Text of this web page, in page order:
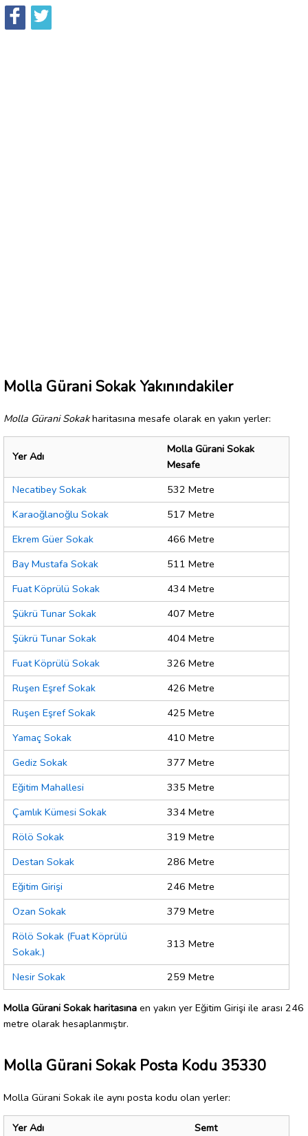
Molla Gürani Sokak Yakınındakiler
Molla Gürani Sokakharitasına mesafe olarak en yakın yerler:
Yer Adı
Molla Gürani Sokak
Mesafe
Necatibey Sokak
532 Metre
Karaoğlanoğlu Sokak
517 Metre
Ekrem Güer Sokak
466 Metre
Bay Mustafa Sokak
511 Metre
Fuat Köprülü Sokak
434 Metre
Şükrü Tunar Sokak
407 Metre
Şükrü Tunar Sokak
404 Metre
Fuat Köprülü Sokak
326 Metre
Ruşen Eşref Sokak
426 Metre
Ruşen Eşref Sokak
425 Metre
Yamaç Sokak
410 Metre
Gediz Sokak
377 Metre
Eğitim Mahallesi
335 Metre
Çamlık Kümesi Sokak
334 Metre
Rölö Sokak
319 Metre
Destan Sokak
286 Metre
Eğitim Girişi
246 Metre
Ozan Sokak
379 Metre
Rölö Sokak (Fuat Köprülü
Sokak.)
313 Metre
Nesir Sokak 259 Metre
Molla Gürani Sokak haritasına en yakın yer Eğitim Girişi ile arası 246
metre olarak hesaplanmıştır.
Molla Gürani Sokak Posta Kodu 35330
Molla Gürani Sokak ile aynı posta kodu olan yerler:
Yer Adı
Semt